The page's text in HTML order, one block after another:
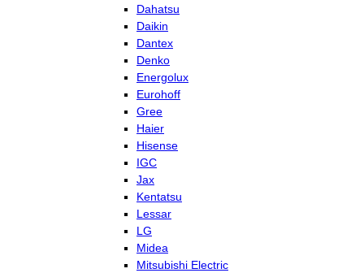
Dahatsu
Daikin
Dantex
Denko
Energolux
Eurohoff
Gree
Haier
Hisense
IGC
Jax
Kentatsu
Lessar
LG
Midea
Mitsubishi Electric